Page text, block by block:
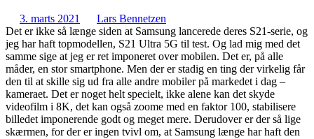
3. marts 2021
Lars Bennetzen
Det er ikke så længe siden at Samsung lancerede deres S21-serie, og
jeg har haft topmodellen, S21 Ultra 5G til test. Og lad mig med det
samme sige at jeg er ret imponeret over mobilen. Det er, på alle
måder, en stor smartphone. Men der er stadig en ting der virkelig får
den til at skille sig ud fra alle andre mobiler på markedet i dag –
kameraet. Det er noget helt specielt, ikke alene kan det skyde
videofilm i 8K, det kan også zoome med en faktor 100, stabilisere
billedet imponerende godt og meget mere. Derudover er der så lige
skærmen, for der er ingen tvivl om, at Samsung længe har haft den